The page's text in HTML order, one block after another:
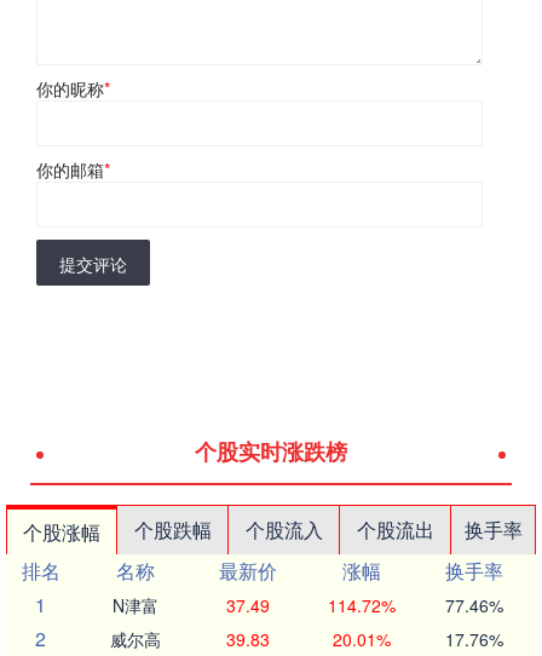
你的昵称*
你的邮箱*
提交评论
个股实时涨跌榜
个股涨幅 个股跌幅 个股流入 个股流出
换手率
排名
名称 最新价 涨幅
换手率
1
N津富 37.49 114.72% 77.46%
2 威尔高 39.83 20.01% 17.76%